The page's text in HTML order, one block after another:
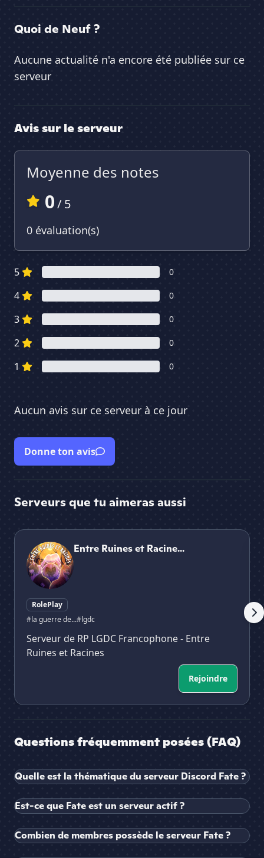
Quoi de Neuf ?
Aucune actualité n'a encore été publiée sur ce
serveur
Avis sur le serveur
Moyenne des notes
0/ 5
0 évaluation(s)
5 0
4 0
3 0
2 0
1 0
Aucun avis sur ce serveur à ce jour
Donne ton avis
Serveurs que tu aimeras aussi
Entre Ruines et Racines - RP LGDC
Entre Ruines et Racine...
RolePlay
#la guerre de...#lgdc
Serveur de RP LGDC Francophone - Entre
Ruines et Racines
Rejoindre
Questions fréquemment posées (FAQ)
Quelle est la thématique du serveur Discord Fate ?
Est-ce que Fate est un serveur actif ?
Combien de membres possède le serveur Fate ?